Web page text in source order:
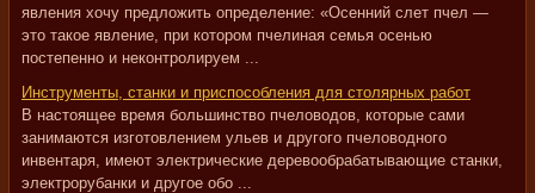
явления хочу предложить определение: «Осенний слет пчел —
это такое явление, при котором пчелиная семья осенью
постепенно и неконтролируем ...
Инструменты, станки и приспособления для столярных работ
В настоящее время большинство пчеловодов, которые сами
занимаются изготовлением ульев и другого пчеловодного
инвентаря, имеют электрические деревообрабатывающие станки,
электрорубанки и другое обо ...